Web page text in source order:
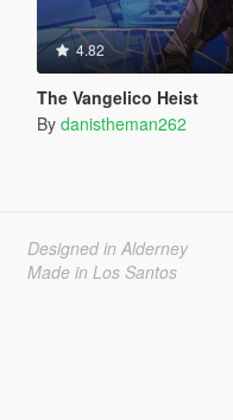
4.82
The Vangelico Heist
By danistheman262
Designed in Alderney
Made in Los Santos